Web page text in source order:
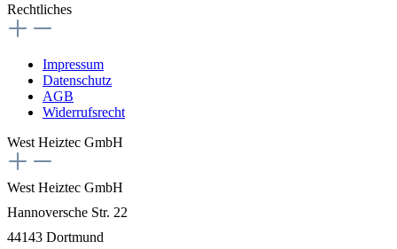
Rechtliches
Impressum
Datenschutz
AGB
Widerrufsrecht
West Heiztec GmbH
West Heiztec GmbH
Hannoversche Str. 22
44143 Dortmund